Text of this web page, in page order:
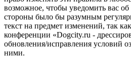
возможное, чтобы уведомить вас
стороны было бы разумным
текст на предмет изменений, так
конференции «Dogcity.ru -
обновления/исправления условий
ними.